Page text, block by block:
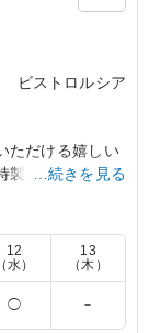
ビストロルシア
ただける嬉しい
製のドライカレ
豪華で大満足
ンステーキも
やかでとても
…続きを見る
12
（水）
13
（木）
◯ －